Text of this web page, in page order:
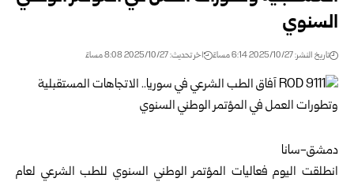
السنوي
تاريخ النشر: 2025/10/27 6:14 مساءً اخر تحديث: 2025/10/27 8:08 مساءً
دمشق-سانا
انطلقت اليوم فعاليات المؤتمر الوطني السنوي للطب الشرعي لعام